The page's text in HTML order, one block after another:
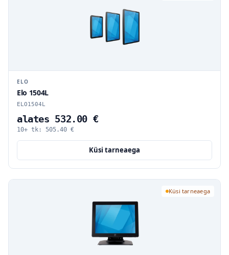
ELO
Elo 1504L
ELO1504L
alates 532.00 €
10+ tk: 505.40 €
Küsi tarneaega
Küsi tarneaega